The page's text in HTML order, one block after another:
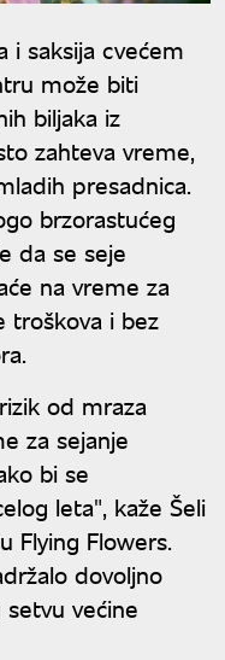
i saksija cvećem
može biti
biljaka iz
zahteva vreme,
presadnica.
brzorastućeg
da se seje
na vreme za
troškova i bez
od mraza
za sejanje
bi se
leta", kaže Šeli
Flying Flowers.
dovoljno
većine